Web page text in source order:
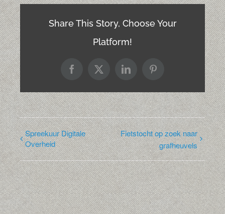
Share This Story, Choose Your
Platform!
Facebook
X LinkedInPinterest
Spreekuur Digitale
Overheid
Fietstocht op zoek naar
grafheuvels